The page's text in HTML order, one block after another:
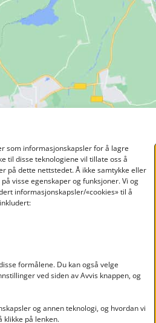
som informasjonskapsler for å lagre
til disse teknologiene vil tillate oss å
på dette nettstedet. Å ikke samtykke eller
visse egenskaper og funksjoner. Vi og
informasjonskapsler/«cookies» til å
formålene. Du kan også velge
ved siden av Avvis knappen, og
og annen teknologi, og hvordan vi
klikke på lenken.